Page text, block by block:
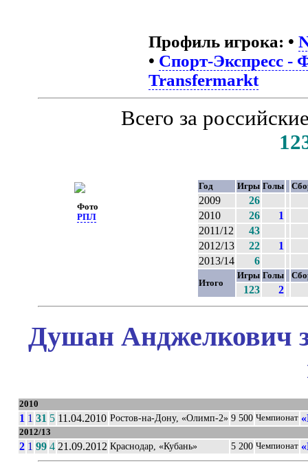
Профиль игрока: •
• Спорт-Экспресс -
Transfermarkt
Фото
РПЛ
Всего за
Год Игры Голы
2009
26
2010
26
1
2011/12
43
2012/13
22
1
2013/14
6
Итого
Игры Голы
123 2
Душан Анджелкович
2010
1 1 31 5 11.04.2010 Ростов-на-Дону, «Олимп-2» 9 500 Чемпионат
2012/13
2 1 99 4 21.09.2012 Краснодар, «Кубань» 5 200 Чемпионат